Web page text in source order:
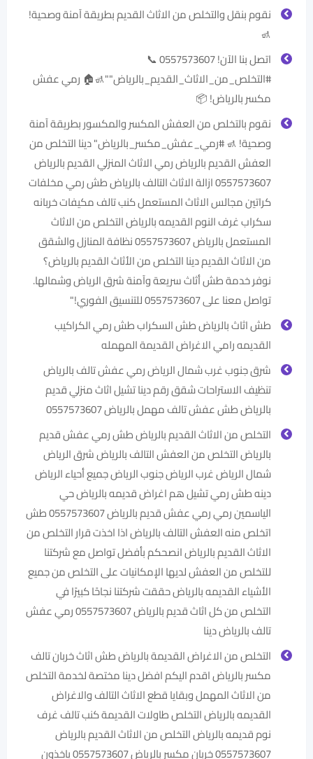
نقوم بنقل والتخلص من الاثاث القديم بطريقة آمنة وصحية!
🚮
اتصل بنا الآن! 0557573607 📞
‎#التخلص_من_الاثاث_القديم_بالرياض""🚮🏠 رمي عفش
مكسر بالرياض! 📦
نقوم بالتخلص من العفش المكسر والمكسور بطريقة آمنة
وصحية! 🚮 ‎#رمي_عفش_مكسر_بالرياض" دينا التخلص من
العفش القديم بالرياض رمي الاثاث المنزلي القديم بالرياض
0557573607 ازالة الاثاث التالف بالرياض طش رمي مخلفات
كراتين مجالس الاثاث المستعمل كنب تالف مكيفات خربانه
سكراب غرف النوم القديمه بالرياض التخلص من الاثاث
المستعمل بالرياض 0557573607 نظافة المنازل والشقق
من الاثاث القديم دينا التخلص من الأثاث القديم بالرياض؟
نوفر خدمة طش أثاث سريعة وآمنة شرق الرياض وشمالها.
تواصل معنا على 0557573607 للتنسيق الفوري!"
طش اثاث بالرياض طش السكراب طش رمي الكراكيب
القديمه رامي الاغراض القديمة المهمله
شرق جنوب غرب شمال الرياض رمي عفش تالف بالرياض
تنظيف الاستراحات شقق رقم دينا تشيل اثاث منزلي قديم
بالرياض طش عفش تالف مهمل بالرياض 0557573607
التخلص من الاثاث القديم بالرياض طش رمي عفش قديم
بالرياض التخلص من العفش التالف بالرياض شرق الرياض
شمال الرياض غرب الرياض جنوب الرياض جميع أحياء الرياض
دينه طش رمي تشيل هم اغراض قديمه بالرياض حي
الياسمين رمي رمي عفش قديم بالرياض 0557573607 طش
اتخلص منه العفش التالف بالرياض اذا اخذت قرار التخلص من
الاثاث القديم بالرياض انصحكم بأفضل تواصل مع شركتنا
للتخلص من العفش لديها الإمكانيات على التخلص من جميع
الأشياء القديمه بالرياض حققت شركتنا نجاحًا كبيرًا في
التخلص من كل اثاث قديم بالرياض 0557573607 ‏رمي عفش
تالف بالرياض دينا
التخلص من الاغراض القديمة بالرياض طش اثاث خربان تالف
مكسر بالرياض اقدم اليكم افضل دينا مختصة لخدمة التخلص
من الاثاث المهمل وبقايا قطع الاثاث التالف والاغراض
القديمه بالرياض التخلص طاولات القديمة كنب تالف غرف
نوم قديمه بالرياض التخلص من الاثاث القديم بالرياض
0557573607 خربان مكسر بالرياض 0557573607 ياخذون